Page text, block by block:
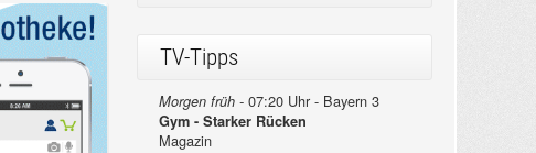
TV-Tipps
Morgen früh -07:20 Uhr - Bayern 3
Gym - Starker Rücken
Magazin